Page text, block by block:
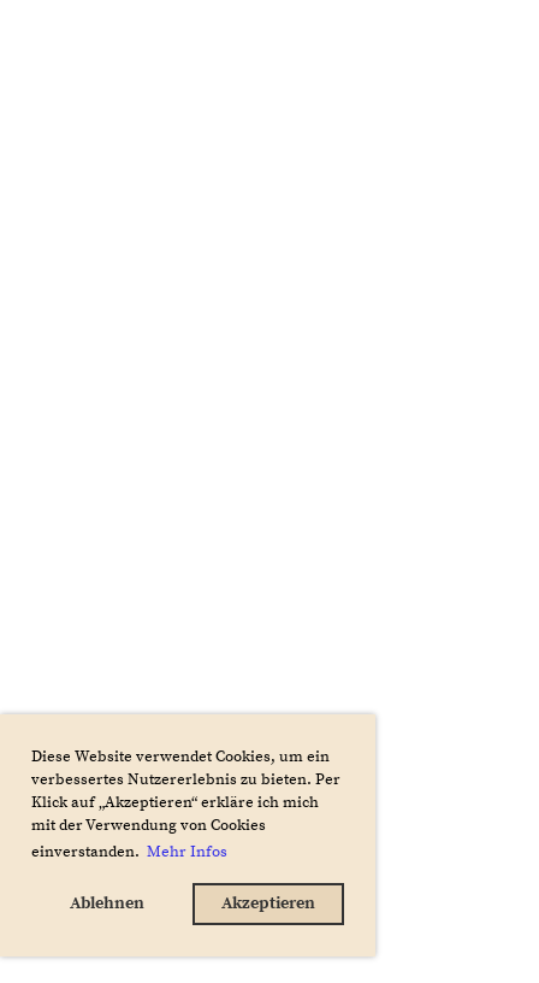
Diese Website verwendet Cookies, um ein
verbessertes Nutzererlebnis zu bieten. Per
Klick auf „Akzeptieren“ erkläre ich mich
mit der Verwendung von Cookies
einverstanden. Mehr Infos
Ablehnen Akzeptieren